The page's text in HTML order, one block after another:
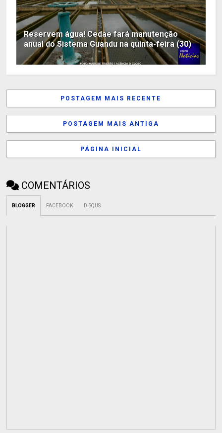
Reservem água! Cedae fará manutenção
anual do Sistema Guandu na quinta-feira (30)
POSTAGEM MAIS RECENTE
POSTAGEM MAIS ANTIGA
PÁGINA INICIAL
COMENTÁRIOS
BLOGGER FACEBOOK DISQUS